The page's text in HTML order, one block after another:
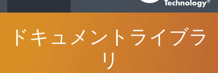
ドキュメントライブラ
リ